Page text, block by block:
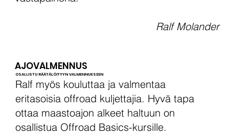
Ralf Molander
AJOVALMENNUS
OSALLISTU RÄÄTÄLÖITYYN VALMENNUKSEEN
Ralf myös kouluttaa ja valmentaa
eritasoisia offroad kuljettajia. Hyvä tapa
ottaa maastoajon alkeet haltuun on
osallistua Offroad Basics-kursille.